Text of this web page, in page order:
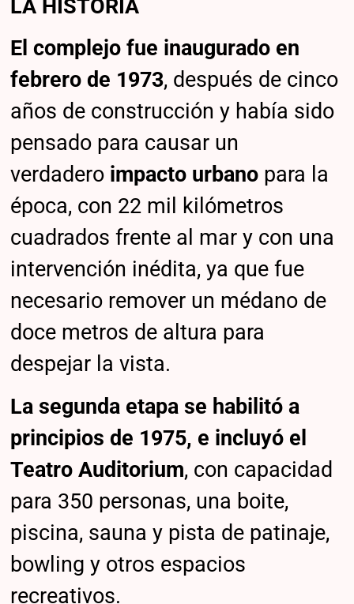
LA HISTORIA
El complejo fue inaugurado en
febrero de 1973, después de cinco
años de construcción y había sido
pensado para causar un
verdadero impacto urbano para la
época, con 22 mil kilómetros
cuadrados frente al mar y con una
intervención inédita, ya que fue
necesario remover un médano de
doce metros de altura para
despejar la vista.
La segunda etapa se habilitó a
principios de 1975, e incluyó el
Teatro Auditorium, con capacidad
para 350 personas, una boite,
piscina, sauna y pista de patinaje,
bowling y otros espacios
recreativos.